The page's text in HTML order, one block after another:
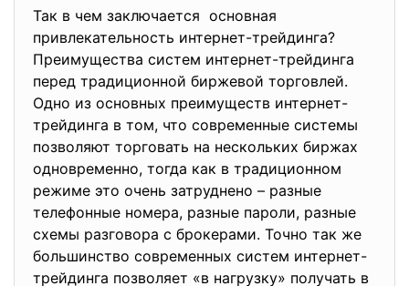
Так в чем заключается основная
привлекательность интернет-трейдинга?
Преимущества систем интернет-трейдинга
перед традиционной биржевой торговлей.
Одно из основных преимуществ интернет-
трейдинга в том, что современные системы
позволяют торговать на нескольких биржах
одновременно, тогда как в традиционном
режиме это очень затруднено – разные
телефонные номера, разные пароли, разные
схемы разговора с брокерами. Точно так же
большинство современных систем интернет-
трейдинга позволяет «в нагрузку» получать в